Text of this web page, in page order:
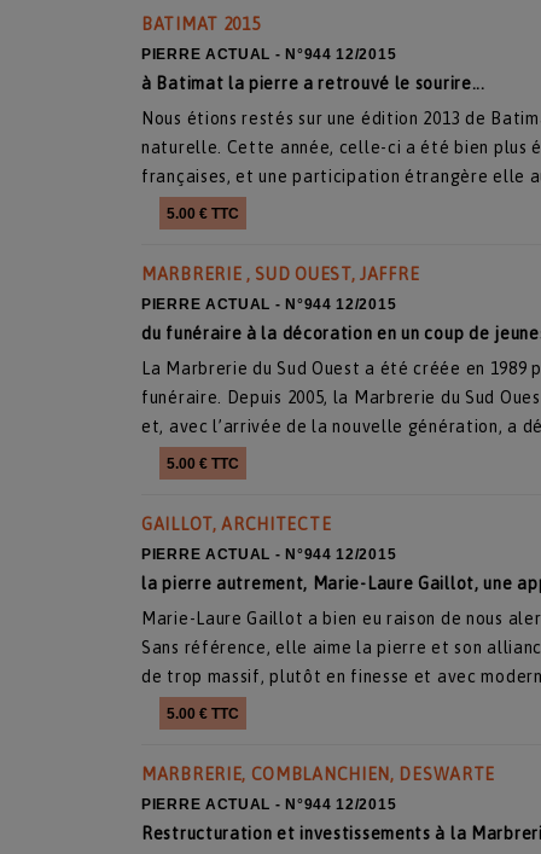
BATIMAT 2015
PIERRE ACTUAL - N°944 12/2015
à Batimat la pierre a retrouvé le sourire...
Nous étions restés sur une édition 2013 de
naturelle. Cette année, celle-ci a été bien plus
françaises, et une participation étrangère elle
5.00 € TTC
MARBRERIE , SUD OUEST, JAFFRE
PIERRE ACTUAL - N°944 12/2015
du funéraire à la décoration en un coup de
La Marbrerie du Sud Ouest a été créée en
funéraire. Depuis 2005, la Marbrerie du Sud
et, avec l’arrivée de la nouvelle génération, a
5.00 € TTC
GAILLOT, ARCHITECTE
PIERRE ACTUAL - N°944 12/2015
la pierre autrement, Marie-Laure Gaillot, une
Marie-Laure Gaillot a bien eu raison de nous
Sans référence, elle aime la pierre et son
de trop massif, plutôt en finesse et avec
5.00 € TTC
MARBRERIE, COMBLANCHIEN, DESWARTE
PIERRE ACTUAL - N°944 12/2015
Restructuration et investissements à la